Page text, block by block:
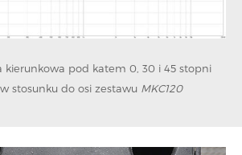
kierunkowa pod katem 0, 30 i 45 stopni
stosunku do osi zestawu MKC120